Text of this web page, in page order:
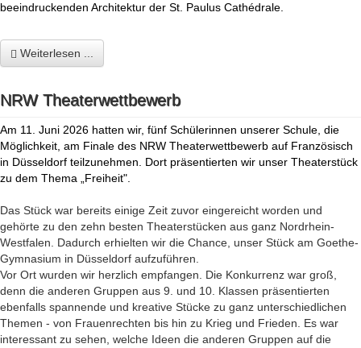
beeindruckenden Architektur der St. Paulus Cathédrale.
Weiterlesen ...
NRW Theaterwettbewerb
Am 11. Juni 2026 hatten wir, fünf Schülerinnen unserer Schule, die
Möglichkeit, am Finale des NRW Theaterwettbewerb auf Französisch
in Düsseldorf teilzunehmen. Dort präsentierten wir unser Theaterstück
zu dem Thema „Freiheit".
Das Stück war bereits einige Zeit zuvor eingereicht worden und
gehörte zu den zehn besten Theaterstücken aus ganz Nordrhein-
Westfalen. Dadurch erhielten wir die Chance, unser Stück am Goethe-
Gymnasium in Düsseldorf aufzuführen.
Vor Ort wurden wir herzlich empfangen. Die Konkurrenz war groß,
denn die anderen Gruppen aus 9. und 10. Klassen präsentierten
ebenfalls spannende und kreative Stücke zu ganz unterschiedlichen
Themen - von Frauenrechten bis hin zu Krieg und Frieden. Es war
interessant zu sehen, welche Ideen die anderen Gruppen auf die